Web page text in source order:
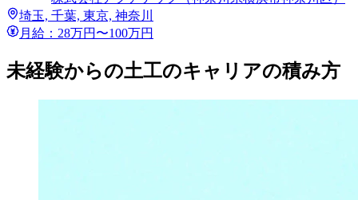
埼玉, 千葉, 東京, 神奈川
月給：28万円〜100万円
未経験からの土工のキャリアの積み方